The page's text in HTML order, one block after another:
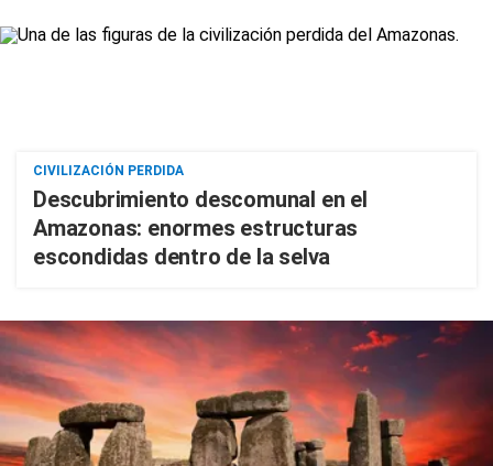
CIVILIZACIÓN PERDIDA
Descubrimiento descomunal en el
Amazonas: enormes estructuras
escondidas dentro de la selva